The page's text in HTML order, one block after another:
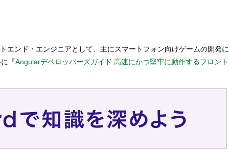
ンド・エンジニアとして、主にスマートフォン向けゲームの開発に
『Angularデベロッパーズガイド 高速にかつ堅牢に動作するフロント